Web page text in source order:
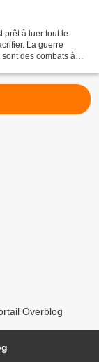
prêt à tuer tout le
La guerre
des combats à
Overblog